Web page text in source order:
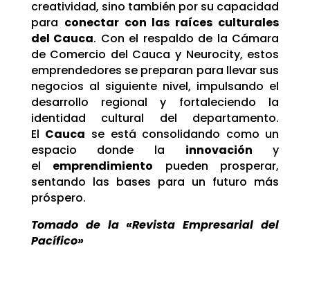
creatividad, sino también por su capacidad
para conectar con las raíces culturales
del Cauca. Con el respaldo de la Cámara
de Comercio del Cauca y Neurocity, estos
emprendedores se preparan para llevar sus
negocios al siguiente nivel, impulsando el
desarrollo regional y fortaleciendo la
identidad cultural del departamento.
El Cauca se está consolidando como un
espacio donde la innovación y
el emprendimiento pueden prosperar,
sentando las bases para un futuro más
próspero.
Tomado de la «Revista Empresarial del
Pacífico»